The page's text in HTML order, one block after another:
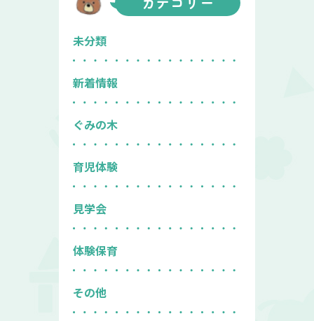
未分類
新着情報
ぐみの木
育児体験
見学会
体験保育
その他